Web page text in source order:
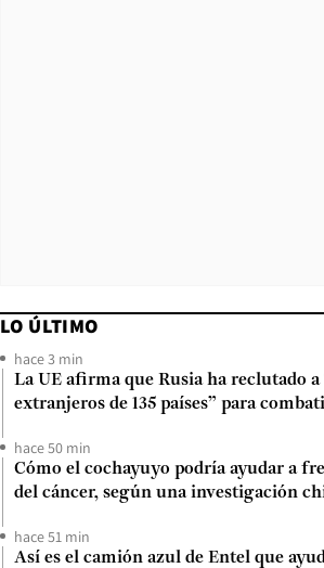
LO ÚLTIMO
hace 3 min
La UE afirma que Rusia ha reclutado a
extranjeros de 135 países” para
hace 50 min
Cómo el cochayuyo podría ayudar a
del cáncer, según una investigación
hace 51 min
Así es el camión azul de Entel que